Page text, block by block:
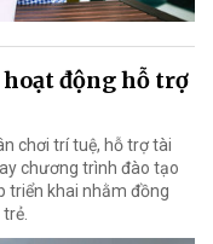
động hỗ trợ
chơi trí tuệ, hỗ trợ tài
chương trình đào tạo
triển khai nhằm đồng